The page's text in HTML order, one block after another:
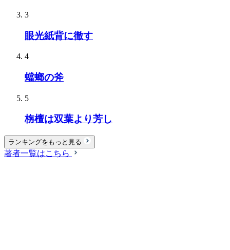
3
眼光紙背に徹す
4
蟷螂の斧
5
栴檀は双葉より芳し
ランキングをもっと見る
著者一覧はこちら